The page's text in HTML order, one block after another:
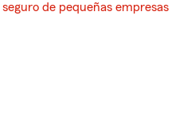
seguro de pequeñas empresas